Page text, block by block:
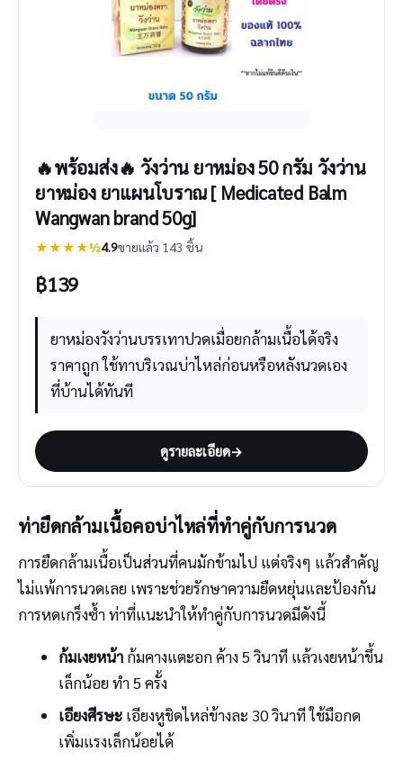
🔥พร้อมส่ง🔥 วังว่าน ยาหม่อง 50 กรัม วังว่าน
ยาหม่อง ยาแผนโบราณ [ Medicated Balm
Wangwan brand 50g]
★★★★½4.9ขายแล้ว 143 ชิ้น
฿139
ยาหม่องวังว่านบรรเทาปวดเมื่อยกล้ามเนื้อได้จริง
ราคาถูก ใช้ทาบริเวณบ่าไหล่ก่อนหรือหลังนวดเอง
ที่บ้านได้ทันที
ดูรายละเอียด→
ท่ายืดกล้ามเนื้อคอบ่าไหล่ที่ทำคู่กับการนวด
การยืดกล้ามเนื้อเป็นส่วนที่คนมักข้ามไป แต่จริงๆ แล้วสำคัญ
ไม่แพ้การนวดเลย เพราะช่วยรักษาความยืดหยุ่นและป้องกัน
การหดเกร็งซ้ำ ท่าที่แนะนำให้ทำคู่กับการนวดมีดังนี้
ก้มเงยหน้าก้มคางแตะอก ค้าง 5 วินาที แล้วเงยหน้าขึ้น
เล็กน้อย ทำ 5 ครั้ง
เอียงศีรษะเอียงหูชิดไหล่ข้างละ 30 วินาที ใช้มือกด
เพิ่มแรงเล็กน้อยได้